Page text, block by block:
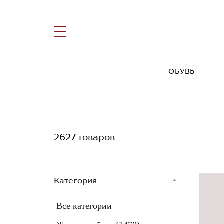
ОБУВЬ
Категория
Все категории
2627товаров